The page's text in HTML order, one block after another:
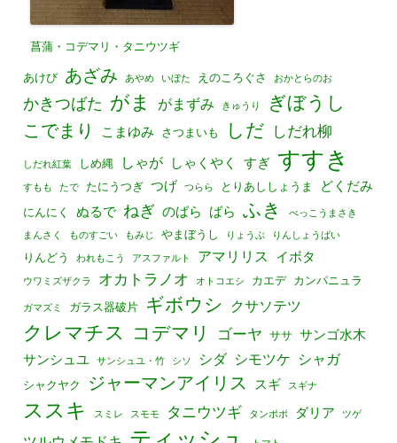
菖蒲・コデマリ・タニウツギ
あけび あざみ あやめ いぼた えのころぐさ おかとらのお
かきつばた がま がまずみ きゅうり ぎぼうし
こでまり こまゆみ さつまいも しだ しだれ柳
しだれ紅葉 しめ縄 しゃが しゃくやく すぎ すすき
すもも たで たにうつぎ つげ つらら とりあししょうま どくだみ
にんにく ぬるで ねぎ のばら ばら ふき べっこうまさき
まんさく ものすごい もみじ やまぼうし りょうぶ りんしょうばい
りんどう われもこう アスファルト アマリリス イボタ
ウワミズザクラ オカトラノオ オトコエシ カエデ カンパニュラ
ガマズミ ガラス器破片 ギボウシ クサソテツ
クレマチス コデマリ ゴーヤ ササ サンゴ水木
サンシュユ
サンシュユ・竹 シソ シダ シモツケ シャガ
シャクヤク ジャーマンアイリス スギ スギナ
ススキ スミレ スモモ タニウツギ タンポポ ダリア ツゲ